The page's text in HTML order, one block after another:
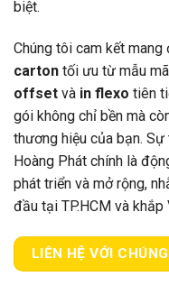
biệt.
Chúng tôi cam kết
carton tối ưu từ mẫu
offset và in flexo tiên
gói không chỉ bền mà
thương hiệu của bạn.
Hoàng Phát chính là
phát triển và mở rộng,
đầu tại TP.HCM và khắp
LIÊN HỆ VỚI